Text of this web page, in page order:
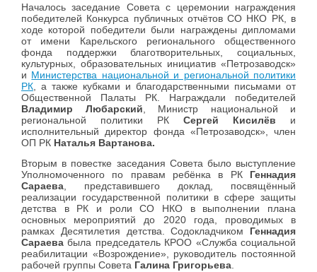
Началось заседание Совета с церемонии награждения
победителей Конкурса публичных отчётов СО НКО РК, в
ходе которой победители были награждены дипломами
от имени Карельского регионального общественного
фонда поддержки благотворительных, социальных,
культурных, образовательных инициатив «Петрозаводск»
и Министерства национальной и региональной политики
РК , а также кубками и благодарственными письмами от
Общественной Палаты РК. Награждали победителей
Владимир Любарский , Министр национальной и
региональной политики РК Сергей Кисилёв и
исполнительный директор фонда «Петрозаводск», член
ОП РК Наталья Вартанова.
Вторым в повестке заседания Совета было выступление
Уполномоченного по правам ребёнка в РК Геннадия
Сараева , представившего доклад, посвящённый
реализации государственной политики в сфере защиты
детства в РК и роли СО НКО в выполнении плана
основных мероприятий до 2020 года, проводимых в
рамках Десятилетия детства. Содокладчиком Геннадия
Сараева была председатель КРОО «Служба социальной
реабилитации «Возрождение», руководитель постоянной
рабочей группы Совета Галина Григорьева